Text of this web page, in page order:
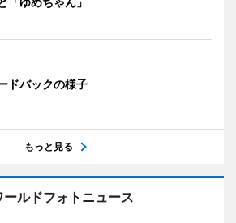
ドバックの様子
もっと見る
ールドフォトニュース